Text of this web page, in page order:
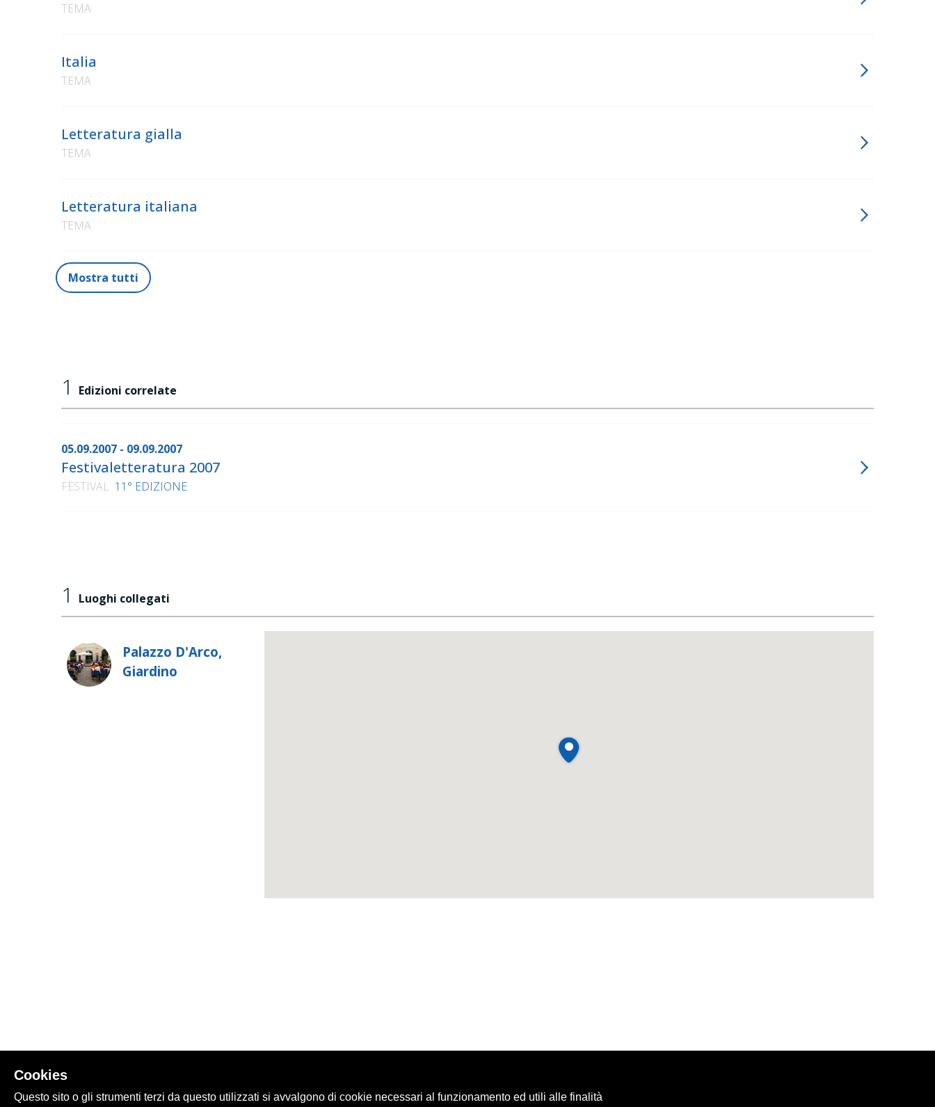
TEMA
Italia
TEMA
Letteratura gialla
TEMA
Letteratura italiana
TEMA
Mostra tutti
1 Edizioni correlate
05.09.2007 - 09.09.2007
Festivaletteratura 2007
FESTIVAL 11° EDIZIONE
1 Luoghi collegati
Palazzo D'Arco,
Giardino
Cookies
Questo sito o gli strumenti terzi da questo utilizzati si avvalgono di cookie necessari al funzionamento ed utili alle finalità